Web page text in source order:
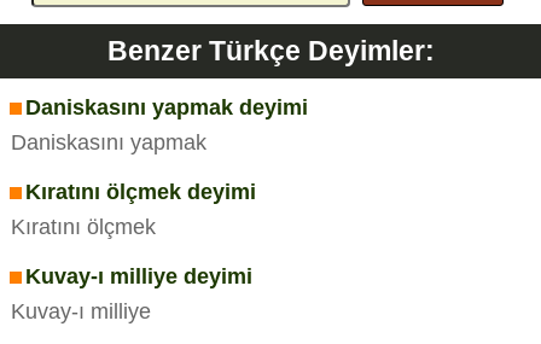
Benzer Türkçe Deyimler:
Daniskasını yapmak deyimi
Daniskasını yapmak
Kıratını ölçmek deyimi
Kıratını ölçmek
Kuvay-ı milliye deyimi
Kuvay-ı milliye